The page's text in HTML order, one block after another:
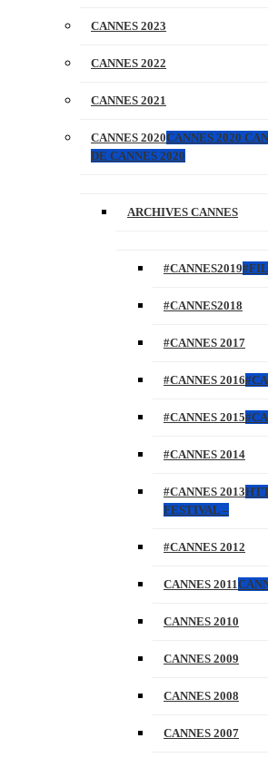
CANNES 2023
CANNES 2022
CANNES 2021
CANNES 2020CANNES 2020
DE CANNES 2020
ARCHIVES CANNES
#CANNES2019
#CANNES2018
#CANNES 2017
#CANNES 2016
#CANNES 2015
#CANNES 2014
#CANNES 2013
FESTIVAL –
#CANNES 2012
CANNES 2011
CANNES 2010
CANNES 2009
CANNES 2008
CANNES 2007